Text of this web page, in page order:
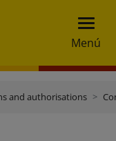
Menú
and authorisations